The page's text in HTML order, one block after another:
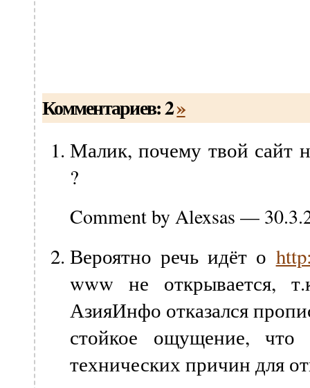
Комментариев: 2»
Малик, почему твой сайт
?
Comment by Alexsas —
Вероятно речь идёт о
www не открывается,
АзияИнфо отказался
стойкое ощущение, что
технических причин для